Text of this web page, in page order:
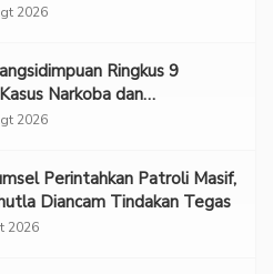
2026
Ringkus 9
Narkoba dan
2026
Perintahkan Patroli Masif,
Diancam Tindakan Tegas
2026